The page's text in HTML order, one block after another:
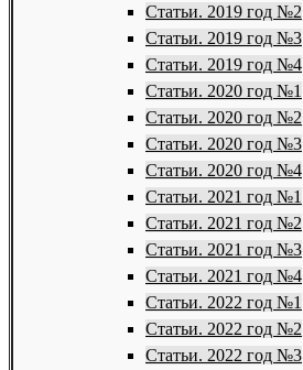
Статьи. 2019 год №2
Статьи. 2019 год №3
Статьи. 2019 год №4
Статьи. 2020 год №1
Статьи. 2020 год №2
Статьи. 2020 год №3
Статьи. 2020 год №4
Статьи. 2021 год №1
Статьи. 2021 год №2
Статьи. 2021 год №3
Статьи. 2021 год №4
Статьи. 2022 год №1
Статьи. 2022 год №2
Статьи. 2022 год №3